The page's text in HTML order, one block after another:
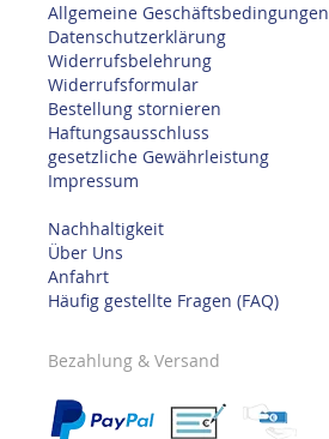
Allgemeine Geschäftsbedingungen
Datenschutzerklärung
Widerrufsbelehrung
Widerrufsformular
Bestellung stornieren
Haftungsausschluss
gesetzliche Gewährleistung
Impressum
Nachhaltigkeit
Über Uns
Anfahrt
Häufig gestellte Fragen (FAQ)
Bezahlung & Versand